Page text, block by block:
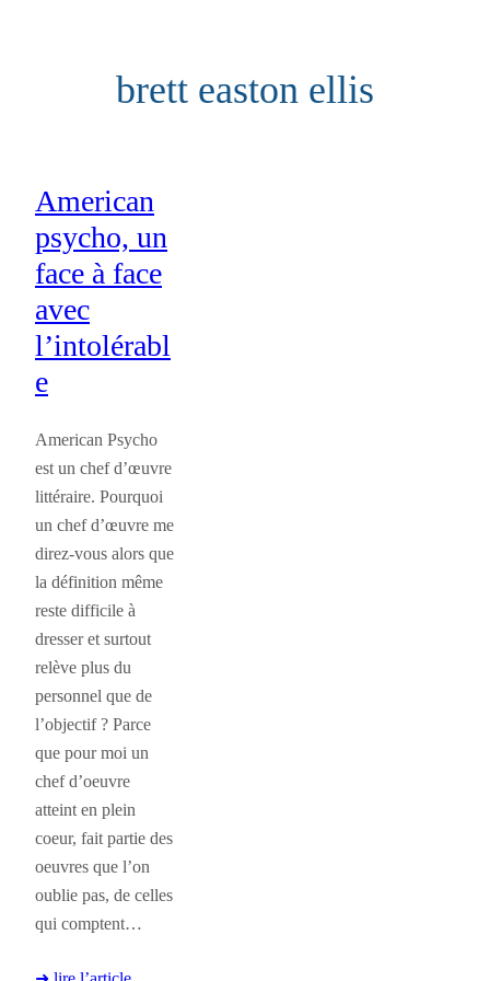
brett easton ellis
American
psycho, un
face à face
avec
l’intolérabl
e
American Psycho
est un chef d’œuvre
littéraire. Pourquoi
un chef d’œuvre me
direz-vous alors que
la définition même
reste difficile à
dresser et surtout
relève plus du
personnel que de
l’objectif ? Parce
que pour moi un
chef d’oeuvre
atteint en plein
coeur, fait partie des
oeuvres que l’on
oublie pas, de celles
qui comptent…